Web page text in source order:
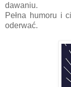
dawaniu.
Pełna humoru i
oderwać.